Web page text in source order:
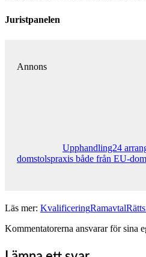
Juristpanelen
Annons
Upphandling24
domstolspraxis både från EU-
Läs mer: KvalificeringRamavtal
Kommentatorerna ansvarar för sina